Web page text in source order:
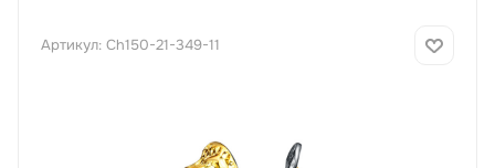
Артикул: Ch150-21-349-11